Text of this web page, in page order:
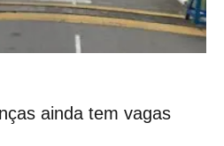
ainda tem vagas